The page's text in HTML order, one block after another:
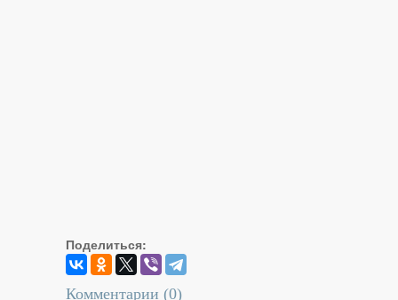
Поделиться:
Комментарии (0)